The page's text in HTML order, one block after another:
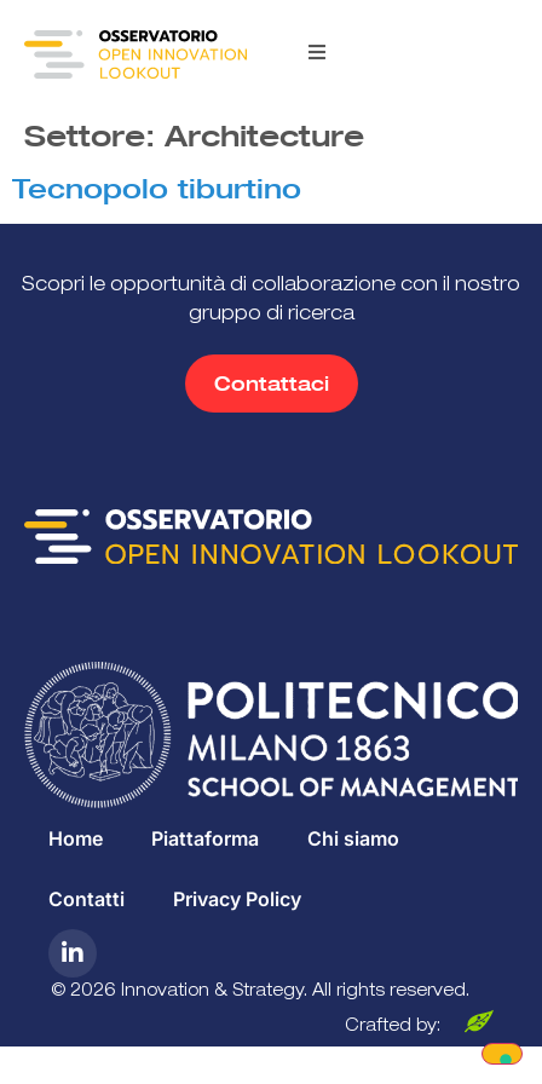
Settore: Architecture
Tecnopolo tiburtino
Scopri le opportunità di collaborazione con il nostro
gruppo di ricerca
Contattaci
Home Piattaforma Chi siamo
Contatti Privacy Policy
© 2026 Innovation & Strategy. All rights reserved.
Crafted by: